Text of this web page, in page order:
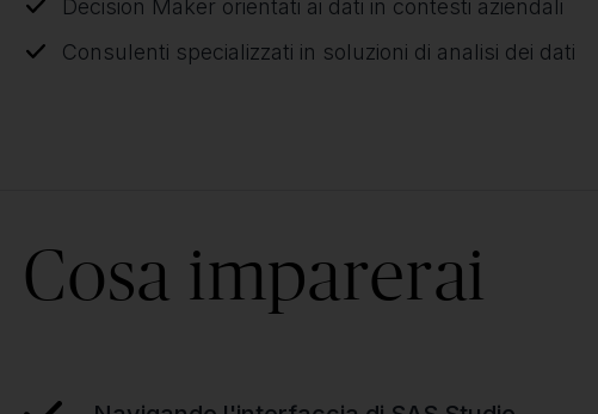
Decision Maker orientati ai dati in contesti aziendali
Consulenti specializzati in soluzioni di analisi dei dati
Cosa imparerai